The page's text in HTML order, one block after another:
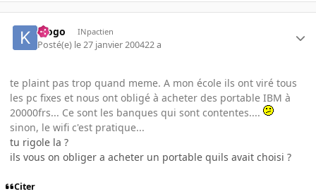
klogo INpactien
Posté(e) le 27 janvier 200422 a
te plaint pas trop quand meme. A mon école ils ont viré tous
les pc fixes et nous ont obligé à acheter des portable IBM à
20000frs... Ce sont les banques qui sont contentes....
sinon, le wifi c'est pratique...
tu rigole la ?
ils vous on obliger a acheter un portable quils avait choisi ?
Citer